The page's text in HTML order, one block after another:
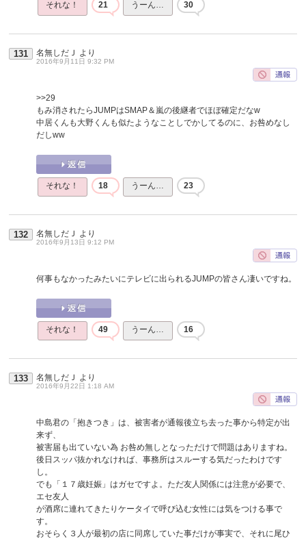
それな！ 21 うーん… 30
131 名無しだＪ より
2016年9月11日 9:32 PM
>>29
もみ消されたらJUMPはSMAP＆嵐の後継者でほぼ確定だなw
中居くんも大野くんも似たようなことしでかしてるのに、お咎めなし
だしww
それな！ 18 うーん… 23
132 名無しだＪ より
2016年9月13日 9:12 PM
何事もなかったみたいにテレビに出られるJUMPの皆さん凄いですね。
それな！ 49 うーん… 16
133 名無しだＪ より
2016年9月22日 1:18 AM
中島君の「抱きつき」は、被害者が通報後立ち去った事から特定が出
来ず、
被害届も出ていない為 お咎め無しとなっただけで問題はありますね。
後日スッパ抜かれなければ、事務所はスルーする気だったわけです
し。
でも「１７歳妊娠」はガセですよ。ただ友人関係には注意が必要で、
エセ友人
が酒席に連れてきたりケータイで呼び込む女性には気をつける事で
す。
おそらく３人が最初の店に同席していた事だけが事実で、それに尾ひ